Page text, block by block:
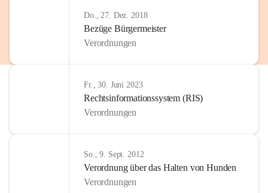
Do., 27. Dez. 2018
Bezüge Bürgermeister
Verordnungen
Fr., 30. Juni 2023
Rechtsinformationssystem (RIS)
Verordnungen
So., 9. Sept. 2012
Verordnung über das Halten von Hunden
Verordnungen